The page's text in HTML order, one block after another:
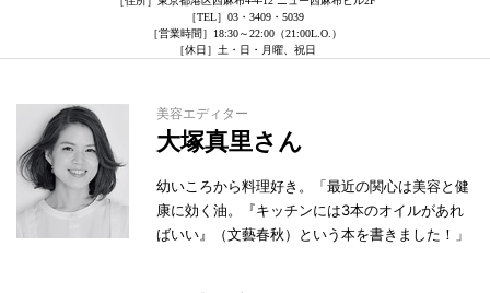
［TEL］03・3409・5039
［営業時間］18:30～22:00（21:00L.O.）
［休日］土・日・月曜、祝日
美容エディター
大塚真里さん
幼いころから料理好き。「最近の関心は美容と健
康に効く油。『キッチンには3本のオイルがあれ
ばいい』（文藝春秋）という本を書きました！」